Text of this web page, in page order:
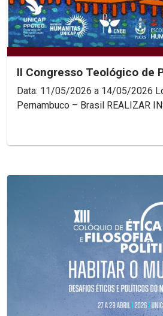
II Congresso Teológico de
Data: 11/05/2026 a 14/05/2026 Local: Recife,